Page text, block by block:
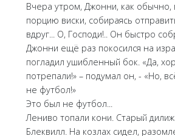
Вчера утром, Джонни, как
порцию виски, собираясь
вдруг... О, Господи!.. Он быстро
Джонни ещё раз покосился на
погладил ушибленный бок. «Да,
потрепали!» – подумал он, - «Но,
не футбол!»
Это был не футбол...
Лениво топали кони. Старый
Блеквилл. На козлах сидел,